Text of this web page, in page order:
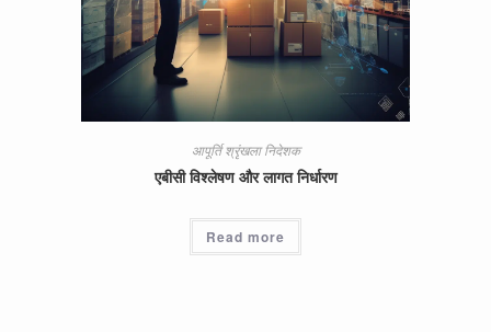
आपूर्ति श्रृंखला निदेशक
एबीसी विश्लेषण और लागत निर्धारण
Read more